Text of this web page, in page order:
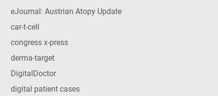
eJournal: Austrian Atopy Update
car-t-cell
congress x-press
derma-target
DigitalDoctor
digital patient cases